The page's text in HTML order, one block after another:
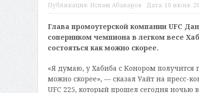
Публикация: Ислам Абакаров Дата: 10 июня,
Глава промоутерской компании UFC
соперником чемпиона в легком весе
состояться как можно скорее.
«Я думаю, у Хабиба с Конором получится
можно скорее», — сказал Уайт на пресс-
UFC 225, который прошел сегодня ночью